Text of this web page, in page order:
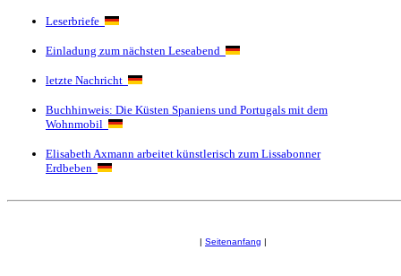
Leserbriefe
Einladung zum nächsten Leseabend
letzte Nachricht
Buchhinweis: Die Küsten Spaniens und Portugals mit dem
Wohnmobil
Elisabeth Axmann arbeitet künstlerisch zum Lissabonner
Erdbeben
Seitenanfang